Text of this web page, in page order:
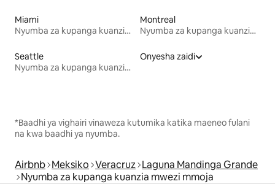
Miami
Nyumba za kupanga kuanzia mwezi mmoja
Montreal
Nyumba za kupanga kuanzia mwezi mmoja
Seattle
Nyumba za kupanga kuanzia mwezi mmoja
Onyesha zaidi
*Baadhi ya vighairi vinaweza kutumika katika maeneo fulani
na kwa baadhi ya nyumba.
Airbnb Meksiko Veracruz Laguna Mandinga Grande
Nyumba za kupanga kuanzia mwezi mmoja